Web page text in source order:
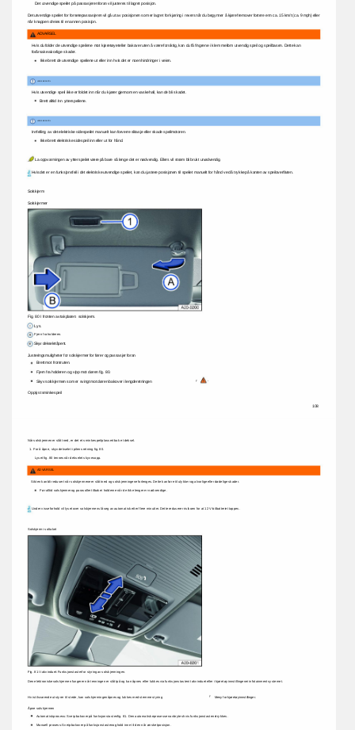
108
LEGGE MERKE TIL
Fjern fra holderen.
Justeringsmuligheter for solskjermer for fører og passasjer foran
Det utvendige speilet for forsetepassasjeren vil gå ut av posisjonen som er lagret for kjøring i revers når du begynner å kjøre fremover fortere enn ca. 15 km/t (ca. 9 mph) eller
når knappen dreies til en annen posisjon.
Ikke brett de utvendige speilene ut eller inn hvis det er noen hindringer i veien.
Solskjerm
Skyv solskjermen som er svingt mot døren bakover i lengderetningen
Ikke brett elektriske sidespeil inn eller ut for hånd.
Hvis utvendige speil ikke er foldet inn når du kjører gjennom en vaskehall, kan de bli skadet.
Fig. 80 I fronten av takplaten: solskjerm.
Innfelling av det elektriske sidespeilet manuelt kan forverre slitasje eller skade speilmotoren.
Det utvendige speilet på passasjeren foran vil justeres til lagret posisjon.
Skyv dekselet åpent.
Lys.
.
ADVARSEL
La oppvarmingen av ytterspeilet være på bare så lenge det er nødvendig. Ellers vil strøm bli brukt unødvendig.
Brett mot frontruten.
Hvis du folder de utvendige speilene mot kjøretøyet eller bakover uten å være forsiktig, kan du få fingrene i klem mellom utvendig speil og speilbasen. Dette kan
forårsake alvorlige skader.
Hvis det er en funksjonsfeil i det elektriske utvendige speilet, kan du justere posisjonen til speilet manuelt for hånd ved å trykke på kanten av speiloverflaten.
Fjern fra holderen og vipp mot døren fig. 80.
Brett alltid inn ytterspeilene.
Solskjermer
Opplyst sminkespeil
Lyset fig. 80 tennes når dekselet skyves opp.
Hvis tilsvarende utstyr er til stede, kan solskjermingen åpnes og lukkes med stemmestyring
Sikten kan bli redusert når solskjermene er slått ned og solskjermingene forlenges. Dette kan føre til ulykker og alvorlige eller dødelige skader.
Solskjerm i soltaket
Automatisk prosess: Sveip bakover på funksjonstasten fig. 81. Den automatiske prosessen avbrytes hvis funksjonstastene trykkes.
Den elektroniske solskjermen fungerer når tenningen er slått på og kan åpnes eller lukkes via funksjonstasten i takvinduet eller i kjøretøyinnstillingene i infotainmentsystemet.
Når solskjermen er slått ned, er det et sminkespeil plassert bak et deksel.
Åpne solskjermen
ADVARSEL
ÿ
Før alltid solskjermer og parasoller tilbake i holderne når de ikke lenger er nødvendige.
Manuell prosess: Sveip bakover på funksjonstasten og hold inne til den når ønsket posisjon.
Under visse forhold vil lyset over solskjermen slå seg av automatisk etter flere minutter. Dette reduserer risikoen for at 12 V-bilbatteriet tappes.
Meny for kjøretøyinnstillinger.
1. For å åpne, skyv dekselet i pilens retning fig. 80.
Fig. 81 I takvinduet: Funksjonstaster for styring av solskjermingen.